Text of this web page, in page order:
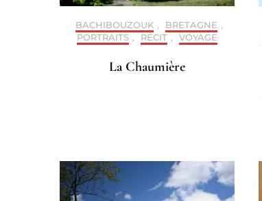
BACHIBOUZOUK , BRETAGNE ,
PORTRAITS , RÉCIT , VOYAGE
La Chaumière